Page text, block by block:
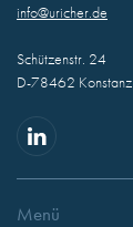
info@uricher.de
Schützenstr. 24
D-78462 Konstanz
Menü